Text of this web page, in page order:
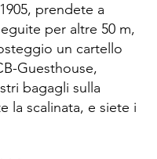
prendete a
per altre 50 m,
un cartello
Guesthouse,
bagagli sulla
la scalinata, e siete i